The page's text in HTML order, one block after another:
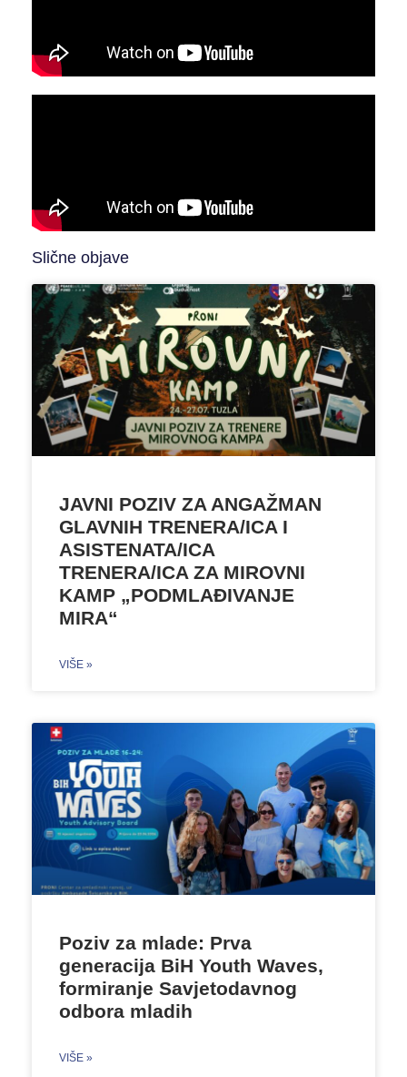
Slične objave
JAVNI POZIV ZA ANGAŽMAN
GLAVNIH TRENERA/ICA I
ASISTENATA/ICA
TRENERA/ICA ZA MIROVNI
KAMP „PODMLAĐIVANJE
MIRA“
VIŠE »
Poziv za mlade: Prva
generacija BiH Youth Waves,
formiranje Savjetodavnog
odbora mladih
VIŠE »